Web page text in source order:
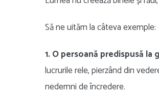
Să ne uităm la câteva exemple:
1. O persoană predispusă
lucrurile rele, pierzând din
nedemni de încredere.